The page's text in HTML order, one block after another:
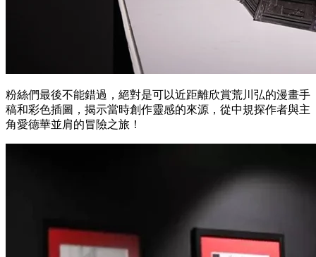
粉絲們最後不能錯過，絕對是可以近距離欣賞荒川弘的漫畫手
稿和彩色插圖，揭示當時創作靈感的來源，從中規探作者與主
角愛德華並肩的冒險之旅！